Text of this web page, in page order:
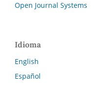
Open Journal Systems
Idioma
English
Español